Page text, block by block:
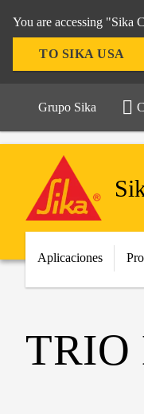
You are accessing "Sika
TO SIKA USA
Grupo Sika
Aplicaciones
TRIO